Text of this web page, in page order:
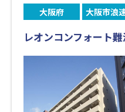
大阪府 大阪市浪
レオンコンフォート